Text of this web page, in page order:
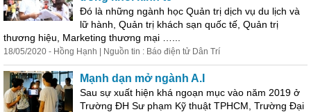
Đó là những ngành học Quản trị dịch vụ du lịch và
lữ hành, Quản trị khách sạn quốc tế, Quản trị
thương hiệu, Marketing thương mại …...
18/05/2020 - Hồng Hạnh | Nguồn tin : Báo điện tử Dân Trí
Mạnh dạn mở ngành A.I
Sau sự xuất hiện khá ngoạn mục vào năm 2019 ở
Trường ĐH Sư phạm Kỹ thuật TPHCM, Trường Đại